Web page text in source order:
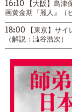
16:10 【大阪】島津
画黄金期『麗人』（
18:00 【東京】サイ
（解説：澁谷浩次）